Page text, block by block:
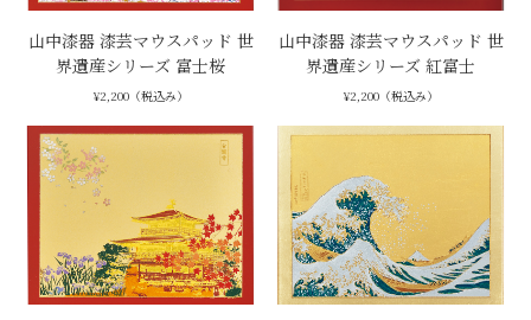
山中漆器 漆芸マウスパッド 世
界遺産シリーズ 富士桜
¥2,200（税込み）
山中漆器 漆芸マウスパッド 世
界遺産シリーズ 紅富士
¥2,200（税込み）